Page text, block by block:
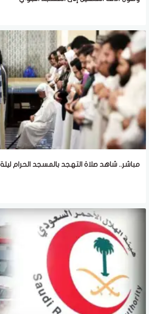
مباشر.. شاهد صلاة التهجد بالمسجد الحرام ليلة 29 رمضان 1445هـ